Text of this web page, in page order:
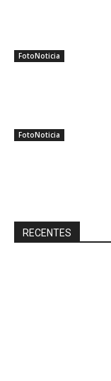
FotoNoticia
FotoNoticia
RECENTES